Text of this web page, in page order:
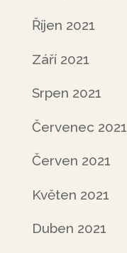
Říjen 2021
Září 2021
Srpen 2021
Červenec 2021
Červen 2021
Květen 2021
Duben 2021